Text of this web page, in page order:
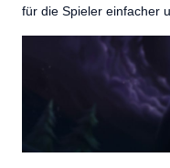
für die Spieler einfacher